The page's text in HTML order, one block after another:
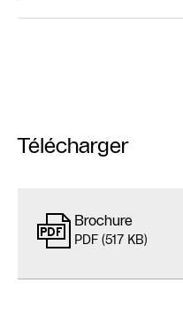
Télécharger
Brochure
PDF (517 KB)